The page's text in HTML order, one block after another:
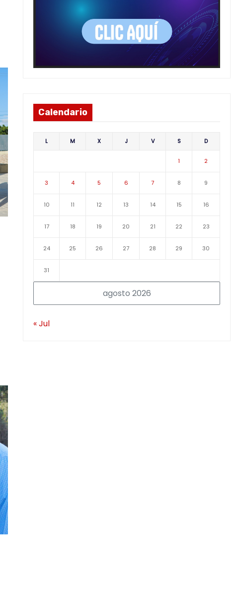
Calendario
agosto 2026
L M X J V S D
1 2
3 4 5 6 7 8 9
10 11 12 13 14 15 16
17 18 19 20 21 22 23
24 25 26 27 28 29 30
31
« Jul